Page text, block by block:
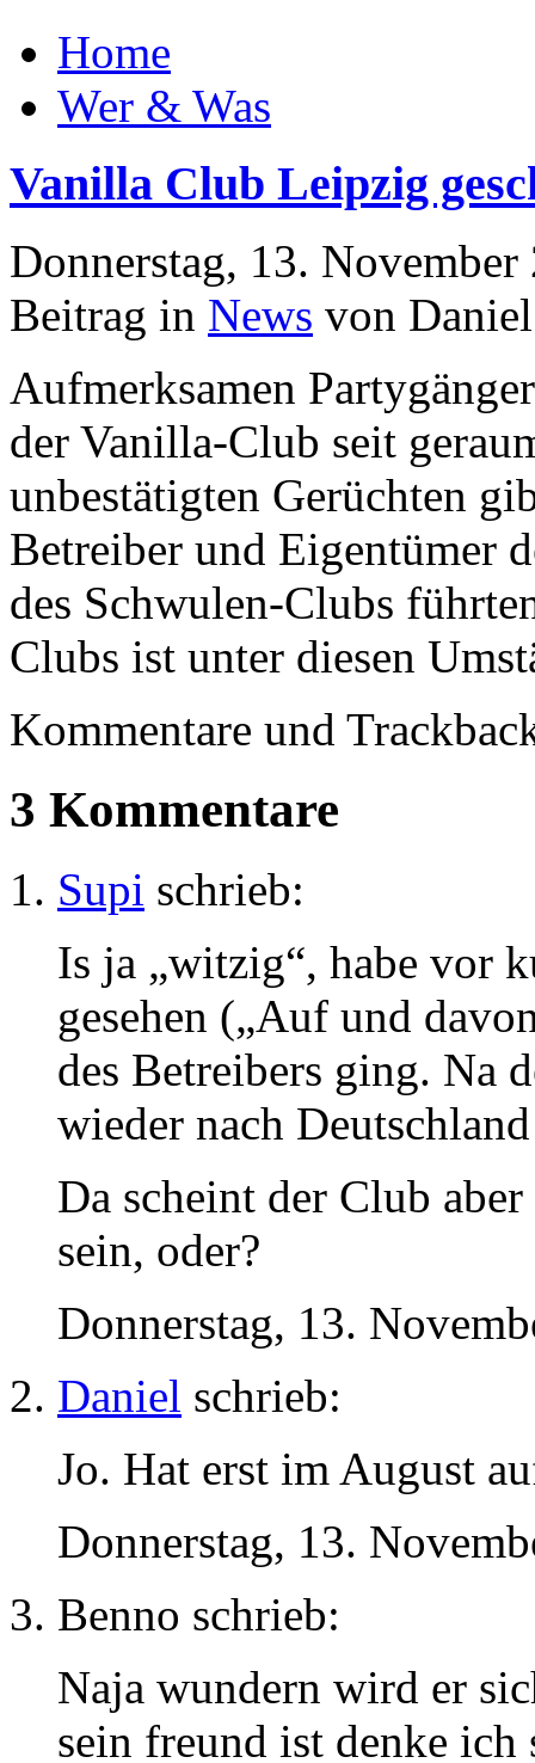
Home
Wer & Was
Vanilla Club Leipzig
Donnerstag, 13.
Beitrag in News von
Aufmerksamen
der Vanilla-Club seit
unbestätigten Gerüchten
Betreiber und Eigentümer
des Schwulen-Clubs
Clubs ist unter diesen
Kommentare und
3 Kommentare
Supi schrieb:
Is ja „witzig“, habe vor
gesehen („Auf und
des Betreibers ging. Na
wieder nach
Da scheint der Club
sein, oder?
Donnerstag, 13.
Daniel schrieb:
Jo. Hat erst im August
Donnerstag, 13.
Benno schrieb:
Naja wundern wird er
sein freund ist denke